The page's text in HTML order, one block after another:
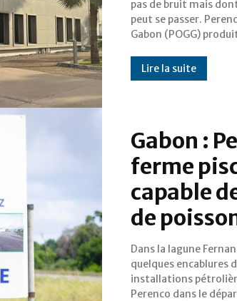
pas de bruit mais
peut se passer.
Gabon (POGG)
soit le niveau de
Lire la suite
Gabon :
ferme
capable
de
Dans la lagune Fernan
quelques encablures
installations
Perenco dans le
est en train de changer le
d'un opérateur pétrolier à
territoire. La ferme
développée par